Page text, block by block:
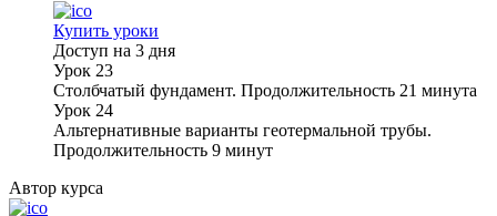
Купить уроки
Доступ на 3 дня
Урок 23
Столбчатый фундамент. Продолжительность 21 минута
Урок 24
Альтернативные варианты геотермальной трубы.
Продолжительность 9 минут
Автор курса